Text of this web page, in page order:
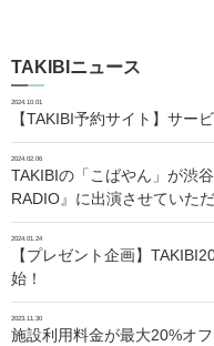
TAKIBIニュース
2024.10.01
【TAKIBI予約サイト】サー
2024.02.06
TAKIBIの「こばやん」が渋
RADIO』に出演させていた
2024.01.24
【プレゼント企画】
始！
2023.11.30
施設利用料金が最大20%オ